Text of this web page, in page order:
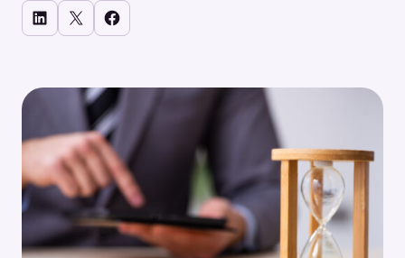
Share on LinkedIn Share on X Share on Facebook